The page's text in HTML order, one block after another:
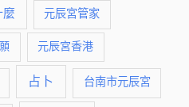
麼 元辰宮管家
元辰宮香港
占卜 台南市元辰宮